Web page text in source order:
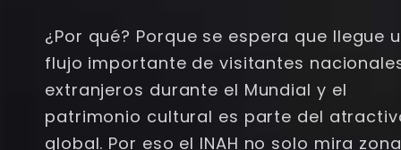
¿Por qué? Porque se espera que llegue
flujo importante de visitantes
extranjeros durante el Mundial y el
patrimonio cultural es parte del
global. Por eso el INAH no solo mira